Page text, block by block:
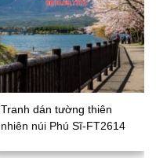
Tranh dán tường thiên
nhiên núi Phú Sĩ-FT2614